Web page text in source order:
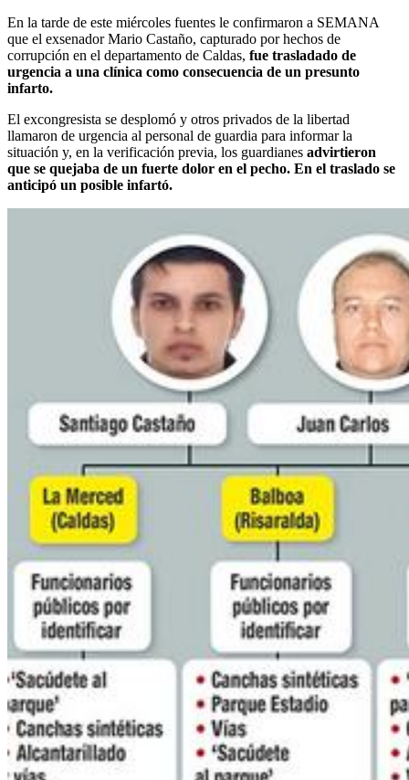
En la tarde de este miércoles fuentes le confirmaron a SEMANA
que el exsenador Mario Castaño, capturado por hechos de
corrupción en el departamento de Caldas, fue trasladado de
urgencia a una clínica como consecuencia de un presunto
infarto.
El excongresista se desplomó y otros privados de la libertad
llamaron de urgencia al personal de guardia para informar la
situación y, en la verificación previa, los guardianes advirtieron
que se quejaba de un fuerte dolor en el pecho. En el traslado se
anticipó un posible infartó.